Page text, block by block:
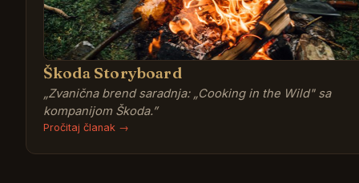
Škoda Storyboard
„Zvanična brend saradnja: „Cooking in the Wild" sa
kompanijom Škoda.”
Pročitaj članak →